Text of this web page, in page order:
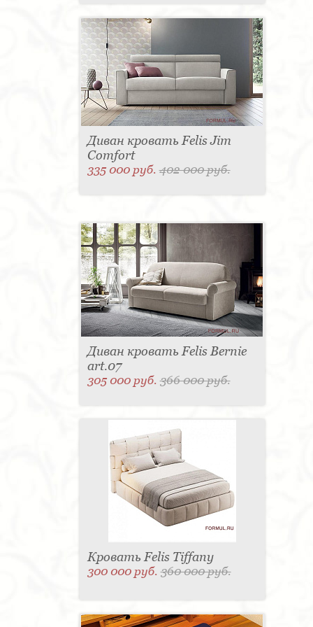
Диван кровать Felis Jim
Comfort
335 000 руб.402 000 руб.
Диван кровать Felis Bernie
art.07
305 000 руб.366 000 руб.
Кровать Felis Tiffany
300 000 руб.360 000 руб.